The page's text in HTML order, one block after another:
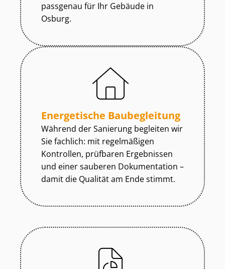
passgenau für Ihr Gebäude in
Osburg.
Energetische Baubegleitung
Während der Sanierung begleiten wir
Sie fachlich: mit regelmäßigen
Kontrollen, prüfbaren Ergebnissen
und einer sauberen Dokumentation –
damit die Qualität am Ende stimmt.